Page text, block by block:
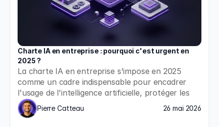
Charte IA en entreprise : pourquoi c'est urgent en
2025 ?
La charte IA en entreprise s'impose en 2025
comme un cadre indispensable pour encadrer
l'usage de l'intelligence artificielle, protéger les
données et garantir une gouvernance éthique et
conforme aux réglementations en vigueur.
Pierre Catteau 26 mai 2026